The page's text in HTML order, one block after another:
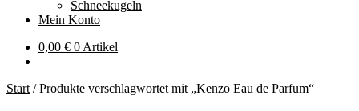
Schneekugeln
Mein Konto
0,00 € 0 Artikel
Start /Produkte verschlagwortet mit „Kenzo Eau de Parfum“